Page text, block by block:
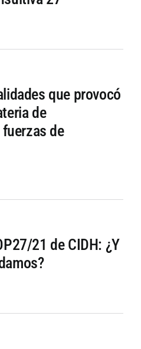
que provocó
de
de
21 de CIDH: ¿Y